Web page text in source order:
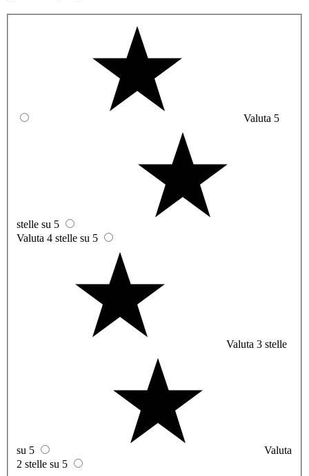
Valuta 5
stelle su 5
Valuta 4 stelle su 5
Valuta 3 stelle
su 5
Valuta
2 stelle su 5